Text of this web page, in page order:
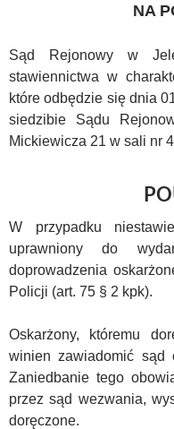
NA
Sąd Rejonowy w
stawiennictwa w
które odbędzie się dnia
siedzibie Sądu
Mickiewicza 21 w sali nr
W przypadku
uprawniony do
doprowadzenia
Policji (art. 75 § 2 kpk).
Oskarżony, któremu
winien zawiadomić sąd
Zaniedbanie tego
przez sąd wezwania,
doręczone.